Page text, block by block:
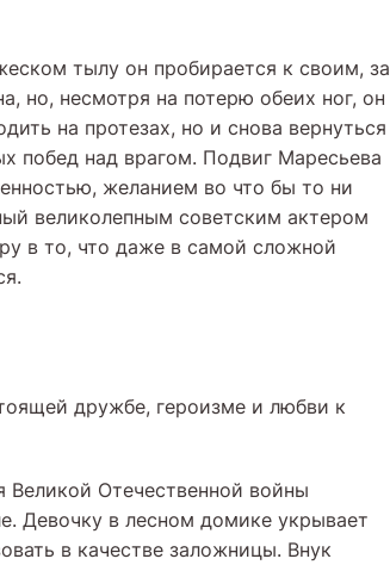
тылу он пробирается к своим, за
но, несмотря на потерю обеих ног, он
на протезах, но и снова вернуться
побед над врагом. Подвиг Маресьева
желанием во что бы то ни
великолепным советским актером
в то, что даже в самой сложной
дружбе, героизме и любви к
Великой Отечественной войны
Девочку в лесном домике укрывает
в качестве заложницы. Внук